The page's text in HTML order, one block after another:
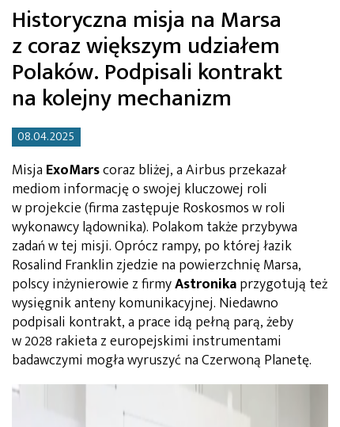
Historyczna misja na Marsa
z coraz większym udziałem
Polaków. Podpisali kontrakt
na kolejny mechanizm
08.04.2025
Misja ExoMarscoraz bliżej, a Airbus przekazał
mediom informację o swojej kluczowej roli
w projekcie (firma zastępuje Roskosmos w roli
wykonawcy lądownika). Polakom także przybywa
zadań w tej misji. Oprócz rampy, po której łazik
Rosalind Franklin zjedzie na powierzchnię Marsa,
polscy inżynierowie z firmyAstronikaprzygotują też
wysięgnik anteny komunikacyjnej. Niedawno
podpisali kontrakt, a prace idą pełną parą, żeby
w 2028 rakieta z europejskimi instrumentami
badawczymi mogła wyruszyć na Czerwoną Planetę.